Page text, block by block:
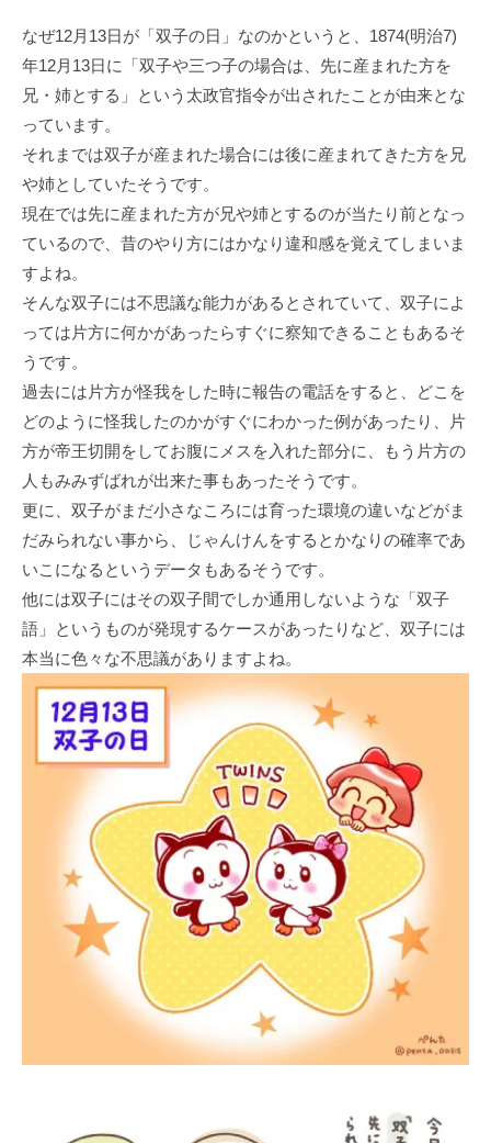
なぜ12月13日が「双子の日」なのかというと、1874(明治7)
年12月13日に「双子や三つ子の場合は、先に産まれた方を
兄・姉とする」という太政官指令が出されたことが由来とな
っています。
それまでは双子が産まれた場合には後に産まれてきた方を兄
や姉としていたそうです。
現在では先に産まれた方が兄や姉とするのが当たり前となっ
ているので、昔のやり方にはかなり違和感を覚えてしまいま
すよね。
そんな双子には不思議な能力があるとされていて、双子によ
っては片方に何かがあったらすぐに察知できることもあるそ
うです。
過去には片方が怪我をした時に報告の電話をすると、どこを
どのように怪我したのかがすぐにわかった例があったり、片
方が帝王切開をしてお腹にメスを入れた部分に、もう片方の
人もみみずばれが出来た事もあったそうです。
更に、双子がまだ小さなころには育った環境の違いなどがま
だみられない事から、じゃんけんをするとかなりの確率であ
いこになるというデータもあるそうです。
他には双子にはその双子間でしか通用しないような「双子
語」というものが発現するケースがあったりなど、双子には
本当に色々な不思議がありますよね。